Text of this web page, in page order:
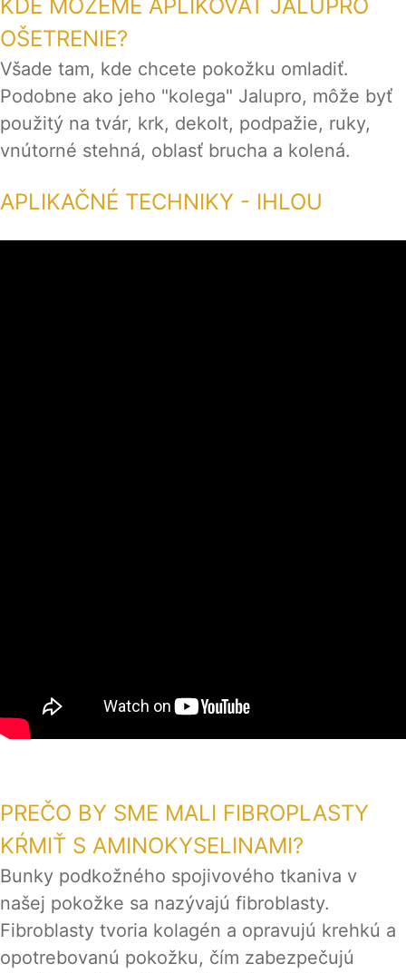
KDE MOŽEME APLIKOVAŤ JALUPRO
OŠETRENIE?
Všade tam, kde chcete pokožku omladiť.
Podobne ako jeho "kolega" Jalupro, môže byť
použitý na tvár, krk, dekolt, podpažie, ruky,
vnútorné stehná, oblasť brucha a kolená.
APLIKAČNÉ TECHNIKY - IHLOU
PREČO BY SME MALI FIBROPLASTY
KŔMIŤ S AMINOKYSELINAMI?
Bunky podkožného spojivového tkaniva v
našej pokožke sa nazývajú fibroblasty.
Fibroblasty tvoria kolagén a opravujú krehkú a
opotrebovanú pokožku, čím zabezpečujú